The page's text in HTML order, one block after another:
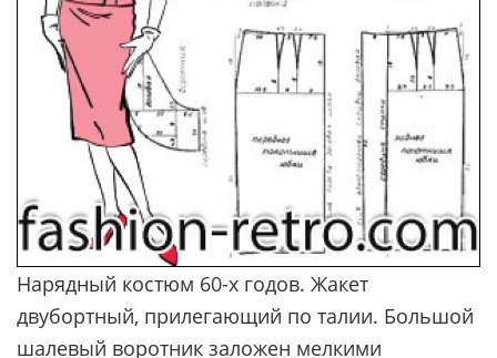
Нарядный костюм 60-х годов. Жакет
двубортный, прилегающий по талии. Большой
шалевый воротник заложен мелкими